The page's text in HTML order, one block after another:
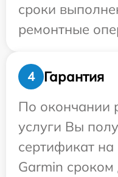
сроки
ремонтные
4
Гарантия
По окончании
услуги Вы
сертификат на
Garmin сроком